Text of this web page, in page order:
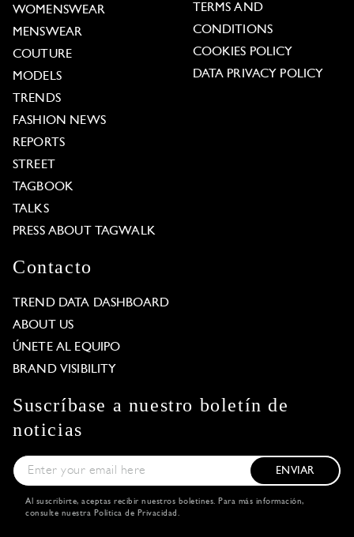
WOMENSWEAR
MENSWEAR
COUTURE
MODELS
TRENDS
FASHION NEWS
REPORTS
STREET
TAGBOOK
TALKS
PRESS ABOUT TAGWALK
TERMS AND
CONDITIONS
COOKIES POLICY
DATA PRIVACY POLICY
Contacto
TREND DATA DASHBOARD
ABOUT US
ÚNETE AL EQUIPO
BRAND VISIBILITY
Suscríbase a nuestro boletín de
noticias
ENVIAR
Al suscribirte, aceptas recibir nuestros boletines. Para más información,
consulte nuestra Política de Privacidad .